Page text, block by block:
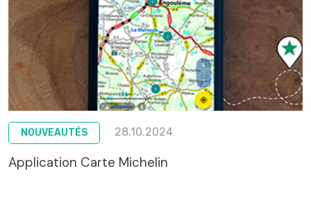
NOUVEAUTÉS 28.10.2024
Application Carte Michelin